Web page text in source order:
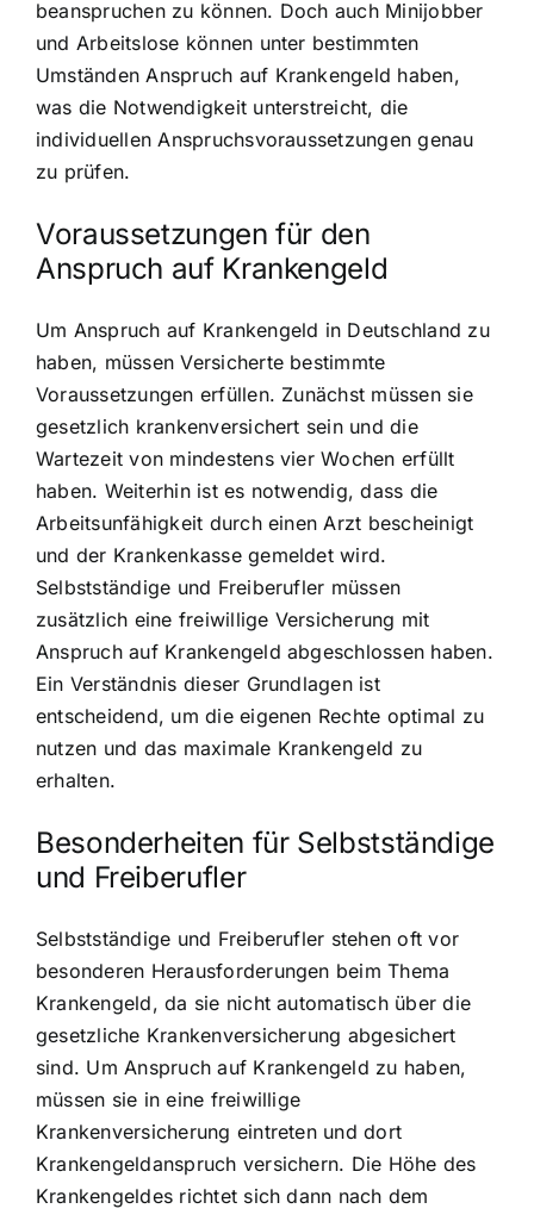
beanspruchen zu können. Doch auch Minijobber
und Arbeitslose können unter bestimmten
Umständen Anspruch auf Krankengeld haben,
was die Notwendigkeit unterstreicht, die
individuellen Anspruchsvoraussetzungen genau
zu prüfen.
Voraussetzungen für den
Anspruch auf Krankengeld
Um Anspruch auf Krankengeld in Deutschland zu
haben, müssen Versicherte bestimmte
Voraussetzungen erfüllen. Zunächst müssen sie
gesetzlich krankenversichert sein und die
Wartezeit von mindestens vier Wochen erfüllt
haben. Weiterhin ist es notwendig, dass die
Arbeitsunfähigkeit durch einen Arzt bescheinigt
und der Krankenkasse gemeldet wird.
Selbstständige und Freiberufler müssen
zusätzlich eine freiwillige Versicherung mit
Anspruch auf Krankengeld abgeschlossen haben.
Ein Verständnis dieser Grundlagen ist
entscheidend, um die eigenen Rechte optimal zu
nutzen und das maximale Krankengeld zu
erhalten.
Besonderheiten für Selbstständige
und Freiberufler
Selbstständige und Freiberufler stehen oft vor
besonderen Herausforderungen beim Thema
Krankengeld, da sie nicht automatisch über die
gesetzliche Krankenversicherung abgesichert
sind. Um Anspruch auf Krankengeld zu haben,
müssen sie in eine freiwillige
Krankenversicherung eintreten und dort
Krankengeldanspruch versichern. Die Höhe des
Krankengeldes richtet sich dann nach dem